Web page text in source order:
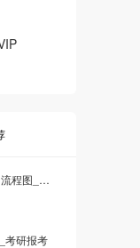
口腔医学硕士26考研择校择专业_考研报名流程图_申请考研调剂
考研报考